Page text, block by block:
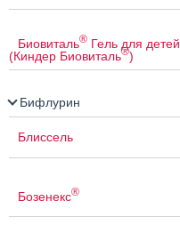
Биовиталь® Гель для детей
(Киндер Биовиталь®)
Бифлурин
Блиссель
Бозенекс®